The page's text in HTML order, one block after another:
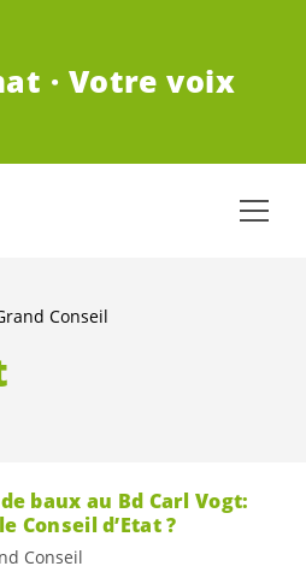
· Votre voix
Conseil
baux au Bd Carl Vogt:
Conseil d’Etat ?
Conseil